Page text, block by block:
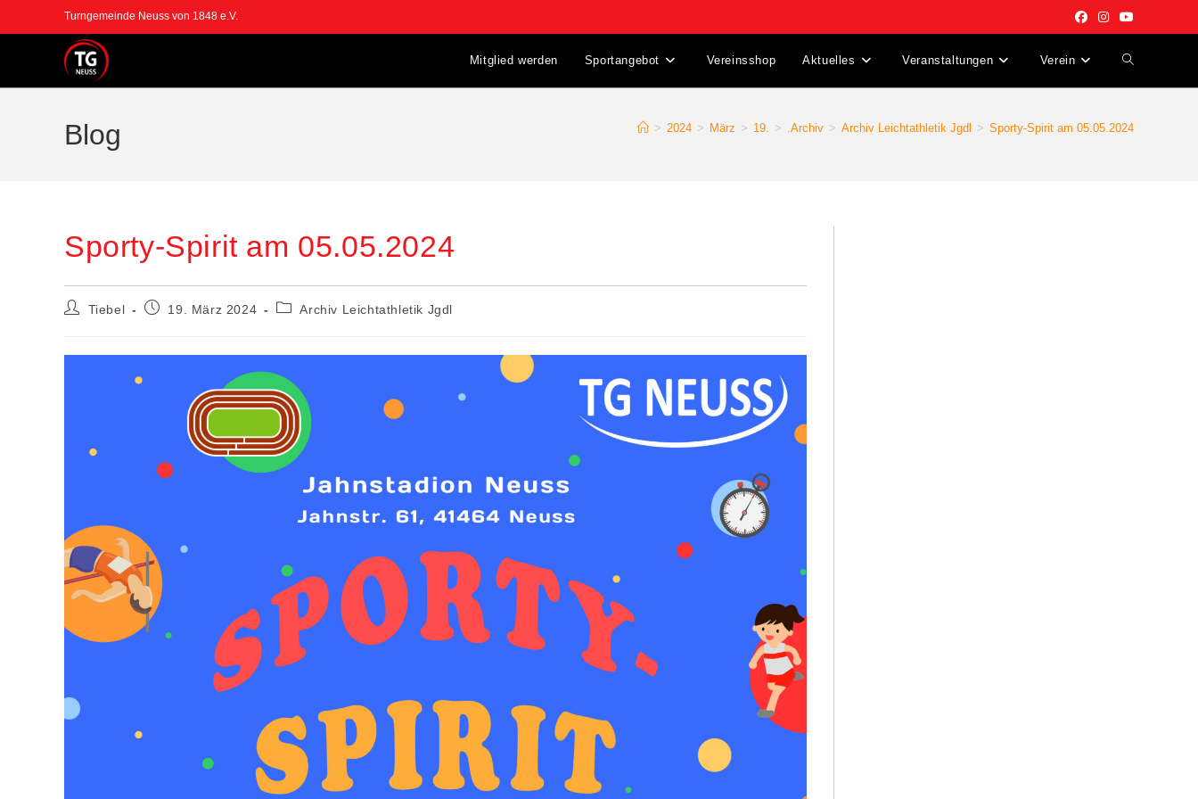
Inhalt
Turngemeinde Neuss von 1848 e.V.
Mitglied werden Sportangebot Vereinsshop Aktuelles Veranstaltungen Verein Website-
Blog > 2024 > März > 19. > .Archiv > Archiv Leichtathletik Jgdl > Sporty-Spirit am 05.05.2024
Sporty-Spirit am 05.05.2024
Beitrags-
Tiebel
Beitrag19. März 2024
Beitrags-
Archiv Leichtathletik Jgdl